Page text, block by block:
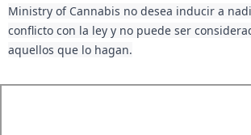
Ministry of Cannabis no desea inducir a
conflicto con la ley y no puede ser
aquellos que lo hagan.